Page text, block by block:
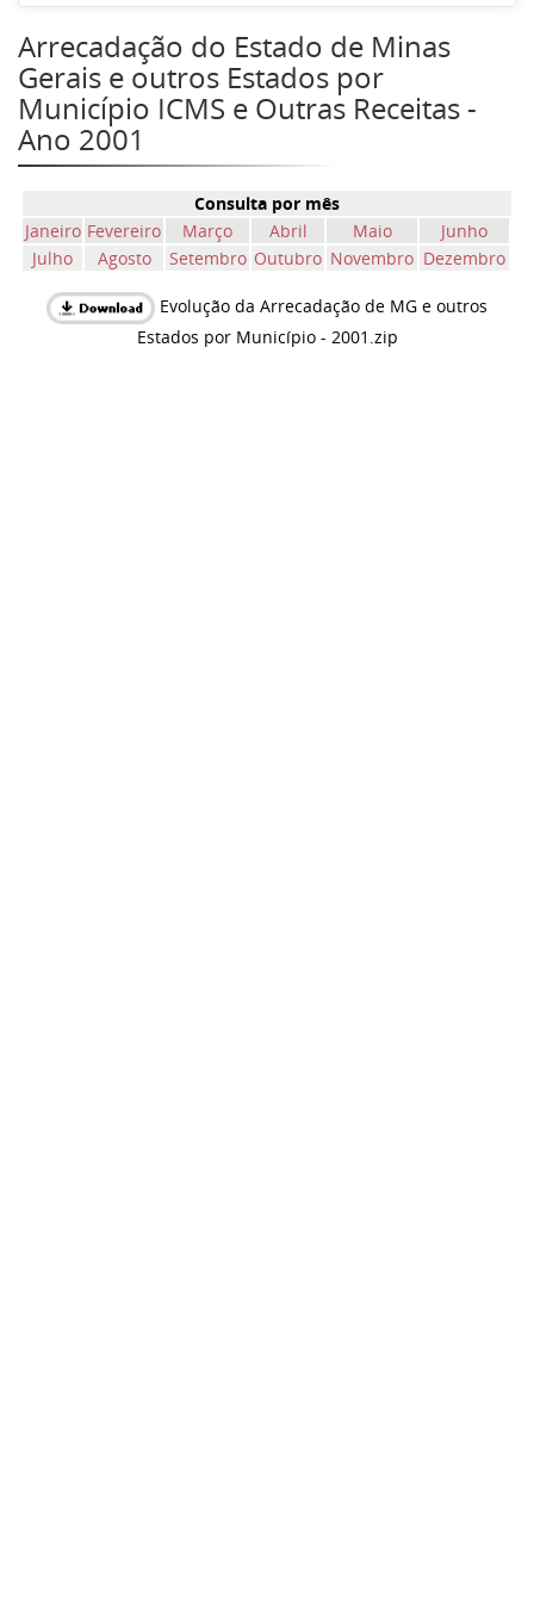
Arrecadação do Estado de Minas
Gerais e outros Estados por
Município ICMS e Outras Receitas -
Ano 2001
Consulta por mês
Janeiro Fevereiro Março Abril Maio
Junho
Julho
Agosto Setembro Outubro Novembro Dezembro
Evolução da Arrecadação de MG e outros
Estados por Município - 2001.zip